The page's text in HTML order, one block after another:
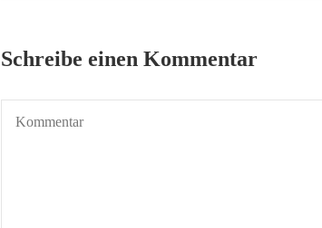
Schreibe einen Kommentar